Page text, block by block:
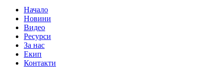
Основно меню
Начало
Новини
Видео
Ресурси
За нас
Екип
Контакти